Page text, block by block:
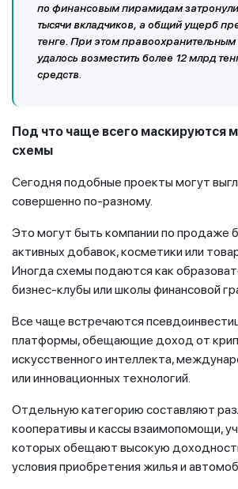
по финансовым пирамидам затронули
тысячи вкладчиков, а общий ущерб
тенге. При этом
удалось возместить более 12 млрд
средств.
Под что чаще всего маскируются
схемы
Сегодня подобные проекты могут
совершенно по-разному.
Это могут быть компании по продаже
активных добавок, косметики или
Иногда схемы подаются как
бизнес-клубы или школы финансовой
Все чаще встречаются
платформы, обещающие доход от
искусственного интеллекта,
или инновационных технологий.
Отдельную категорию составляют
кооперативы и кассы взаимопомощи,
которых обещают высокую
условия приобретения жилья и